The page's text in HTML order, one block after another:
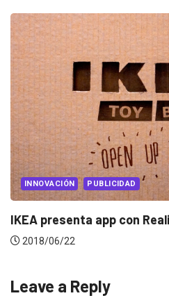
MARKETING MARKETING
IGTV: la nueva app de
2018/06/21
Leave a Reply